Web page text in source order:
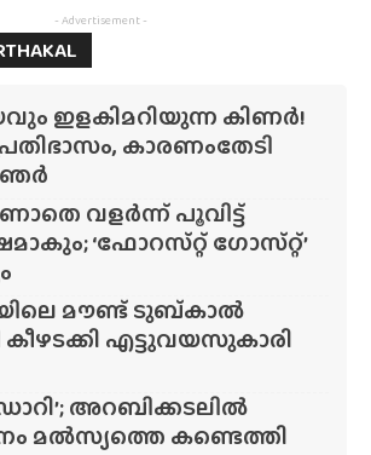
- Advertisement -
ഇളകിമറിയുന്ന കിണർ!
കാരണംതേടി
വളർന്ന് പൂവിട്ട്
‘ഫോറസ്‌റ്റ്‌ ഗോസ്‌റ്റ്’
മൗണ്ട് ടുബ്‌കാൽ
എട്ടുവയസുകാരി
അറബിക്കടലിൽ
മൽസ്യത്തെ കണ്ടെത്തി